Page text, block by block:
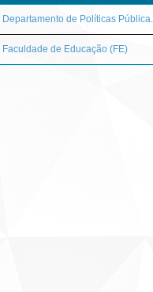
Departamento de Políticas Pública...
Faculdade de Educação (FE)